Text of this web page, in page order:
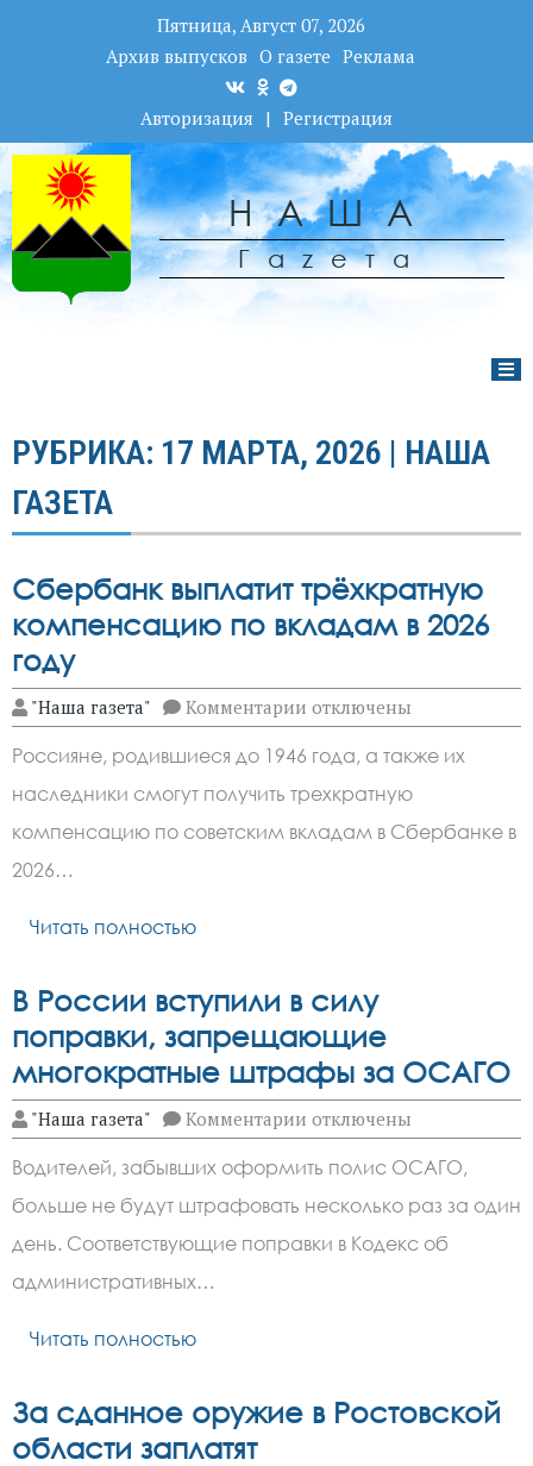
Пятница, Август 07, 2026
Архив выпусков О газете Реклама
Авторизация | Регистрация
НАША
Гаzета
РУБРИКА: 17 МАРТА, 2026 | НАША
ГАЗЕТА
Сбербанк выплатит трёхкратную
компенсацию по вкладам в 2026
году
"Наша газета" Комментарии к
записи
выплатит
трёхкратную
компенсацию
по
вкладам
отключены
Россияне, родившиеся до 1946 года, а также их
наследники смогут получить трехкратную
компенсацию по советским вкладам в Сбербанке в
2026…
Читать полностью
В России вступили в силу
поправки, запрещающие
многократные штрафы за ОСАГО
"Наша газета" Комментарии к
записи
России
вступили
в
силу
поправки,
отключены
Водителей, забывших оформить полис ОСАГО,
больше не будут штрафовать несколько раз за один
день. Соответствующие поправки в Кодекс об
административных…
Читать полностью
За сданное оружие в Ростовской
области заплатят